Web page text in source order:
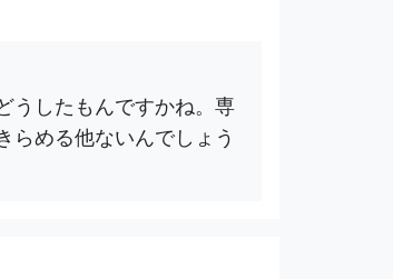
うしたもんですかね。専
らめる他ないんでしょう